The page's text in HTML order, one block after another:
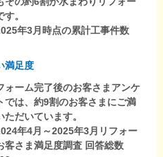
す。
年3月時点の累計工事件数
満足度
ォーム完了後のお客さまアンケ
では、約9割のお客さまにご満
ただいています。
年4月～2025年3月リフォー
客さま満足度調査 回答総数